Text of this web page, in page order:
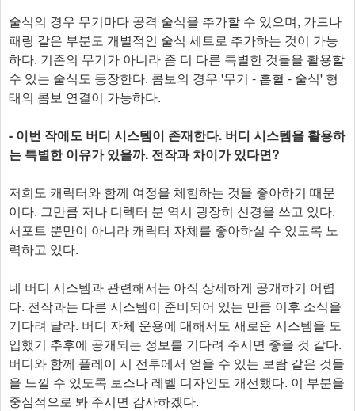
술식의 경우 무기마다 공격 술식을 추가할 수 있으며, 가드나
패링 같은 부분도 개별적인 술식 세트로 추가하는 것이 가능
하다. 기존의 무기가 아니라 좀 더 다른 특별한 것들을 활용할
수 있는 술식도 등장한다. 콤보의 경우 '무기 - 흡혈 - 술식' 형
태의 콤보 연결이 가능하다.
- 이번 작에도 버디 시스템이 존재한다. 버디 시스템을 활용하
는 특별한 이유가 있을까. 전작과 차이가 있다면?
저희도 캐릭터와 함께 여정을 체험하는 것을 좋아하기 때문
이다. 그만큼 저나 디렉터 분 역시 굉장히 신경을 쓰고 있다.
서포트 뿐만이 아니라 캐릭터 자체를 좋아하실 수 있도록 노
력하고 있다.
네 버디 시스템과 관련해서는 아직 상세하게 공개하기 어렵
다. 전작과는 다른 시스템이 준비되어 있는 만큼 이후 소식을
기다려 달라. 버디 자체 운용에 대해서도 새로운 시스템을 도
입했기 추후에 공개되는 정보를 기다려 주시면 좋을 것 같다.
버디와 함께 플레이 시 전투에서 얻을 수 있는 보람 같은 것들
을 느낄 수 있도록 보스나 레벨 디자인도 개선했다. 이 부분을
중심적으로 봐 주시면 감사하겠다.